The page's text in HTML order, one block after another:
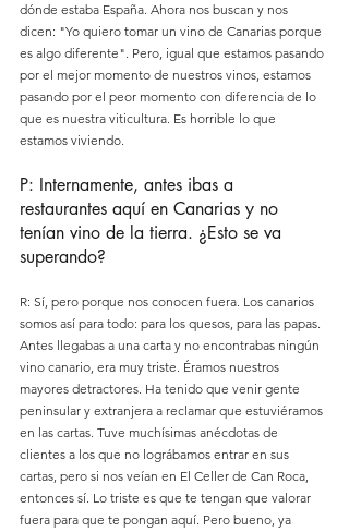
dónde estaba España. Ahora nos buscan y nos
dicen: "Yo quiero tomar un vino de Canarias porque
es algo diferente". Pero, igual que estamos pasando
por el mejor momento de nuestros vinos, estamos
pasando por el peor momento con diferencia de lo
que es nuestra viticultura. Es horrible lo que
estamos viviendo.
P: Internamente, antes ibas a
restaurantes aquí en Canarias y no
tenían vino de la tierra. ¿Esto se va
superando?
R: Sí, pero porque nos conocen fuera. Los canarios
somos así para todo: para los quesos, para las papas.
Antes llegabas a una carta y no encontrabas ningún
vino canario, era muy triste. Éramos nuestros
mayores detractores. Ha tenido que venir gente
peninsular y extranjera a reclamar que estuviéramos
en las cartas. Tuve muchísimas anécdotas de
clientes a los que no lográbamos entrar en sus
cartas, pero si nos veían en El Celler de Can Roca,
entonces sí. Lo triste es que te tengan que valorar
fuera para que te pongan aquí. Pero bueno, ya